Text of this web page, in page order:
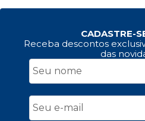
CADASTRE-
Receba descontos
das